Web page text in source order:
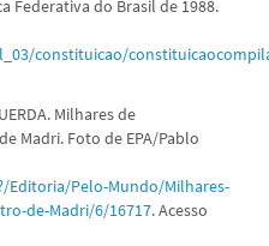
Federativa do Brasil de 1988.
constituicao/
Milhares de
Madri. Foto de EPA/Pablo
Pelo-Mundo/Milhares-
de-Madri/6/16717. Acesso